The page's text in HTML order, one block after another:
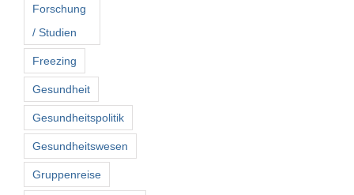
Forschung
/ Studien
Freezing
Gesundheit
Gesundheitspolitik
Gesundheitswesen
Gruppenreise